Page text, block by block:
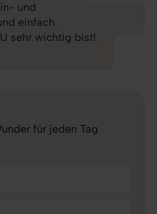
und
einfach
sehr wichtig bist!
für jeden Tag